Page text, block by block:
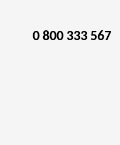
0 800 333 567